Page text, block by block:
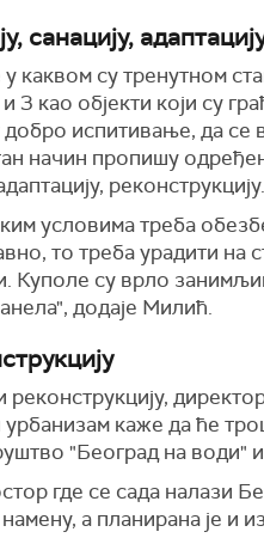
санацију,
каквом су тренутном
3 као објекти који су
добро испитивање, да се
начин пропишу
реконструкцију.
условима треба
то треба урадити на
Куполе су врло
додаје Милић.
каже да ће
"Београд на води"
где се сада налази
а планирана је и